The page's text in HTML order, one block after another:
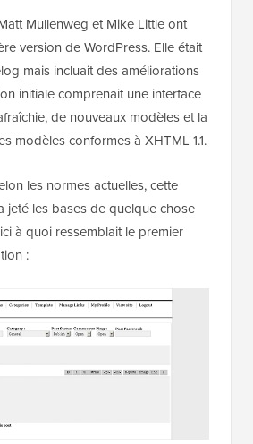
Mullenweg et Mike Little ont
version de WordPress. Elle était
mais incluait des améliorations
initiale comprenait une interface
de nouveaux modèles et la
modèles conformes à XHTML 1.1.
les normes actuelles, cette
jeté les bases de quelque chose
à quoi ressemblait le premier
: